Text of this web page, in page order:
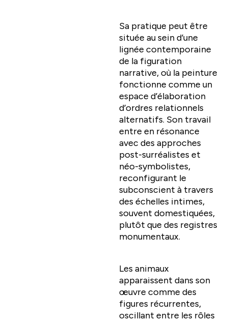
Sa pratique peut être
située au sein d’une
lignée contemporaine
de la figuration
narrative, où la peinture
fonctionne comme un
espace d’élaboration
d’ordres relationnels
alternatifs. Son travail
entre en résonance
avec des approches
post-surréalistes et
néo-symbolistes,
reconfigurant le
subconscient à travers
des échelles intimes,
souvent domestiquées,
plutôt que des registres
monumentaux.
Les animaux
apparaissent dans son
œuvre comme des
figures récurrentes,
oscillant entre les rôles